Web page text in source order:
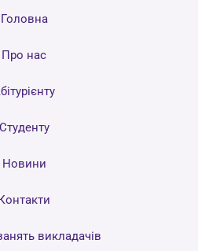
Головна
Про нас
Студенту
Новини
викладачів